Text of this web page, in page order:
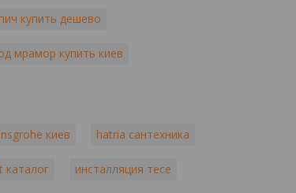
купить дешево
мрамор купить киев
киев hatria сантехника
каталог инсталляция тесе